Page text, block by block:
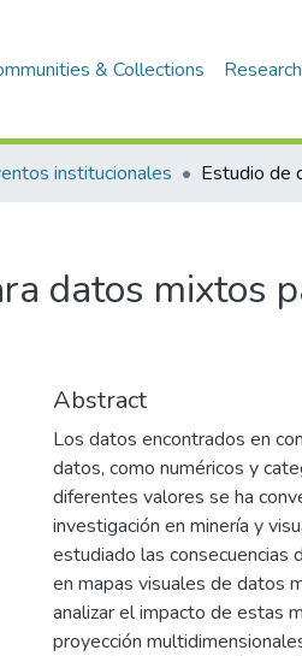
& Collections
institucionales
datos mixtos
Abstract
Los datos encontrados en
datos, como numéricos y
diferentes valores se ha
investigación en minería y
estudiado las
en mapas visuales de datos
analizar el impacto de estas
proyección